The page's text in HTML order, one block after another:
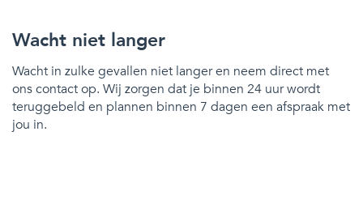
Wacht niet langer
Wacht in zulke gevallen niet langer en neem direct met
ons contact op. Wij zorgen dat je binnen 24 uur wordt
teruggebeld en plannen binnen 7 dagen een afspraak met
jou in.